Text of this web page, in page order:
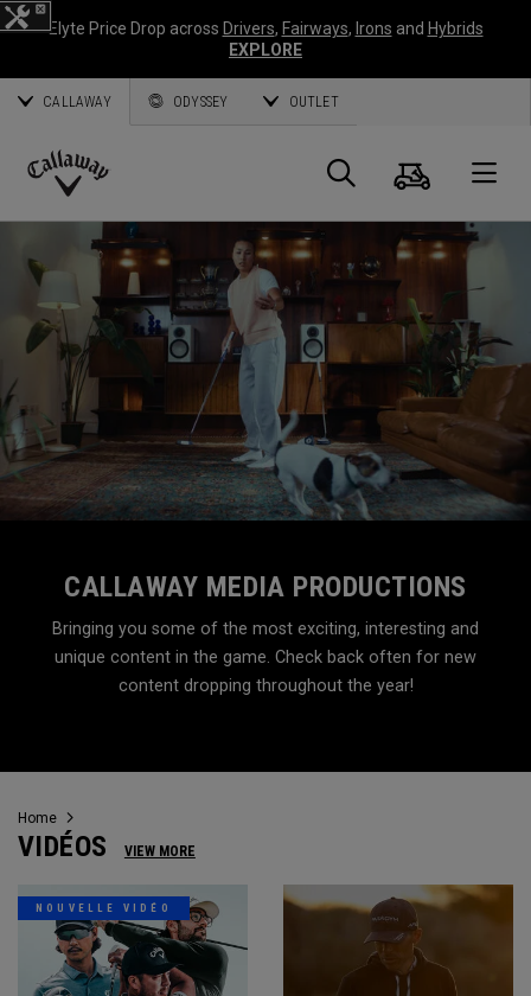
Elyte Price Drop across Drivers, Fairways, Irons and Hybrids
EXPLORE
CALLAWAY ODYSSEY OUTLET
Callaway
Panier
CALLAWAY MEDIA PRODUCTIONS
Bringing you some of the most exciting, interesting and
unique content in the game. Check back often for new
content dropping throughout the year!
Home
VIDÉOS VIEW MORE
NOUVELLE VIDÉO